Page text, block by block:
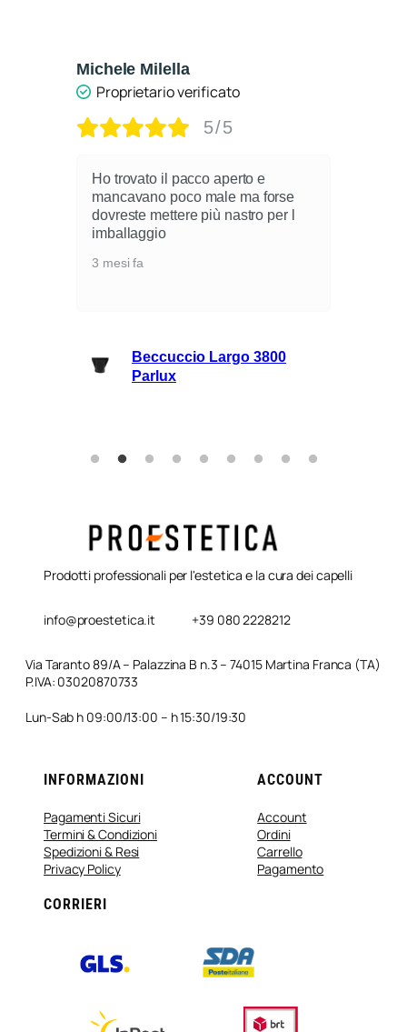
Michele Milella
Proprietario verificato
5/5
Ho trovato il pacco aperto e
mancavano poco male ma forse
dovreste mettere più nastro per l
imballaggio
3 mesi fa
Beccuccio Largo 3800
Parlux
Prodotti professionali per l'estetica e la cura dei capelli
info@proestetica.it +39 080 2228212
Via Taranto 89/A – Palazzina B n.3 – 74015 Martina Franca (TA)
P.IVA: 03020870733
Lun-Sab h 09:00/13:00 – h 15:30/19:30
INFORMAZIONI
Pagamenti Sicuri
Termini & Condizioni
Spedizioni & Resi
Privacy Policy
ACCOUNT
Account
Ordini
Carrello
Pagamento
CORRIERI